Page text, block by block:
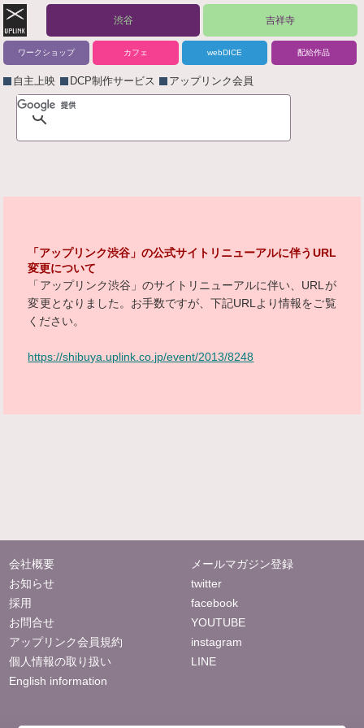
渋谷 吉祥寺
ワークショップ カフェ webDICE 配給作品
自主上映 DCP制作サービス アップリンク会員
「アップリンク渋谷」の公式サイトリニューアルに伴うURL
変更について
「アップリンク渋谷」のサイトリニューアルに伴い、URLが
変更となりました。お手数ですが、下記URLより情報をご覧
ください。
https://shibuya.uplink.co.jp/event/2013/8248
会社概要
お知らせ
採用
お問合せ
アップリンク会員規約
個人情報の取り扱い
English information
メールマガジン登録
twitter
facebook
YOUTUBE
instagram
LINE